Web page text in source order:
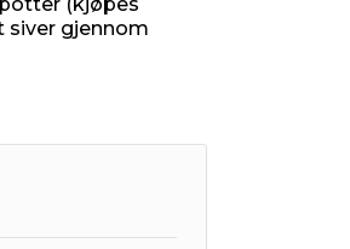
siver gjennom